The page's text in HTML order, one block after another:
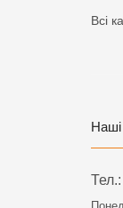
Всі
Наші
Тел.: